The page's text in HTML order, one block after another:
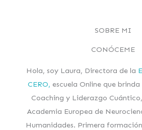
SOBRE MI
CONÓCEME
Hola, soy Laura, Directora de la
CERO, escuela Online que
Coaching y Liderazgo
Academia Europea de
Humanidades. Primera